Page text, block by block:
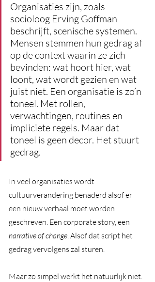
Organisaties zijn, zoals
socioloog Erving Goffman
beschrijft, scenische systemen.
Mensen stemmen hun gedrag af
op de context waarin ze zich
bevinden: wat hoort hier, wat
loont, wat wordt gezien en wat
juist niet. Een organisatie is zo’n
toneel. Met rollen,
verwachtingen, routines en
impliciete regels. Maar dat
toneel is geen decor. Het stuurt
gedrag.
In veel organisaties wordt
cultuurverandering benaderd alsof er
een nieuw verhaal moet worden
geschreven. Een corporate story, een
narrative of change. Alsof dat script het
gedrag vervolgens zal sturen.
Maar zo simpel werkt het natuurlijk niet.